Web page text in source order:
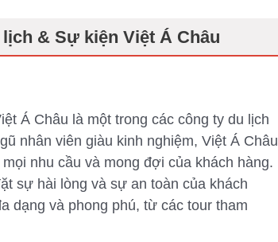
& Sự kiện Việt Á Châu
Á Châu là một trong các công ty du lịch
nhân viên giàu kinh nghiệm, Việt Á Châu
nhu cầu và mong đợi của khách hàng.
sự hài lòng và sự an toàn của khách
dạng và phong phú, từ các tour tham